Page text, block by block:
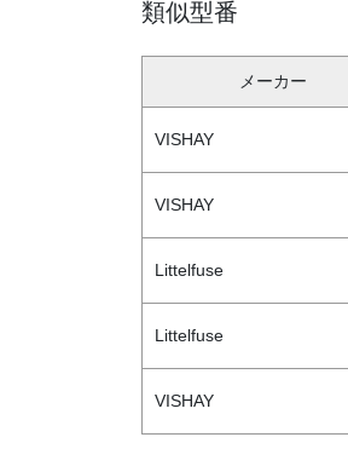
類似型番
メーカー
VISHAY
VISHAY
Littelfuse
Littelfuse
VISHAY